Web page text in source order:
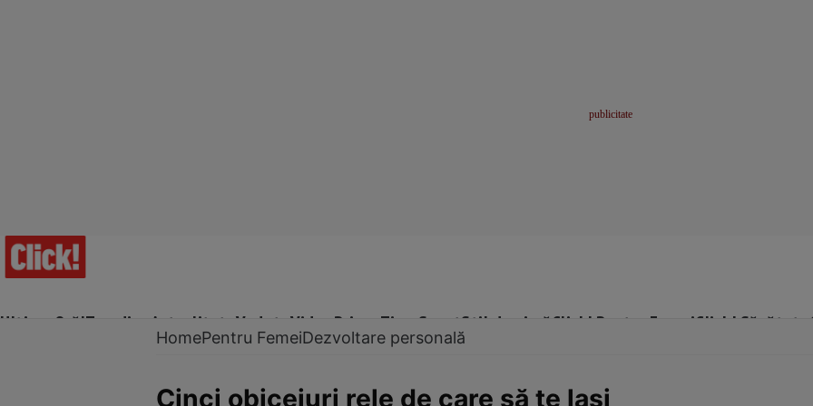
Ultima Oră!Trending Actualitate Vedete Video Prime Time SportStil de viațăClick! Pentru FemeiClick! Sănătate
HomePentru FemeiDezvoltare personală
Cinci obiceiuri rele de care să te laşi